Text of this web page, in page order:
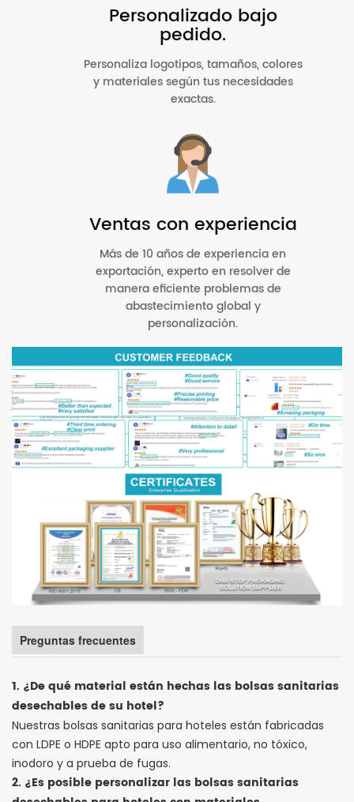
Personalizado bajo
pedido.
Personaliza logotipos, tamaños, colores
y materiales según tus necesidades
exactas.
Ventas con experiencia
Más de 10 años de experiencia en
exportación, experto en resolver de
manera eficiente problemas de
abastecimiento global y
personalización.
Preguntas frecuentes
1. ¿De qué material están hechas las bolsas sanitarias
desechables de su hotel?
Nuestras bolsas sanitarias para hoteles están fabricadas
con LDPE o HDPE apto para uso alimentario, no tóxico,
inodoro y a prueba de fugas.
2. ¿Es posible personalizar las bolsas sanitarias